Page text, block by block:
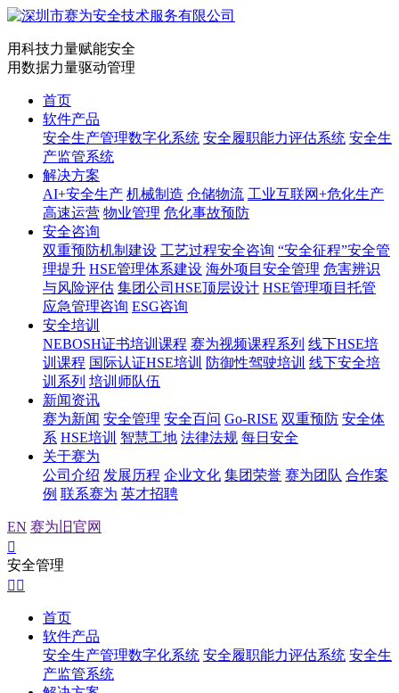
用科技力量赋能安全
用数据力量驱动管理
首页
软件产品
安全生产管理数字化系统 安全履职能力评估系统 安全生
产监管系统
解决方案
AI+安全生产 机械制造 仓储物流 工业互联网+危化生产
高速运营 物业管理 危化事故预防
安全咨询
双重预防机制建设 工艺过程安全咨询 “安全征程”安全管
理提升 HSE管理体系建设 海外项目安全管理 危害辨识
与风险评估 集团公司HSE顶层设计 HSE管理项目托管
应急管理咨询 ESG咨询
安全培训
NEBOSH证书培训课程 赛为视频课程系列 线下HSE培
训课程 国际认证HSE培训 防御性驾驶培训 线下安全培
训系列 培训师队伍
新闻资讯
赛为新闻 安全管理 安全百问 Go-RISE 双重预防 安全体
系 HSE培训 智慧工地 法律法规 每日安全
关于赛为
公司介绍 发展历程 企业文化 集团荣誉 赛为团队 合作案
例 联系赛为 英才招聘
EN 赛为旧官网

安全管理
 
首页
软件产品
安全生产管理数字化系统 安全履职能力评估系统 安全生
产监管系统